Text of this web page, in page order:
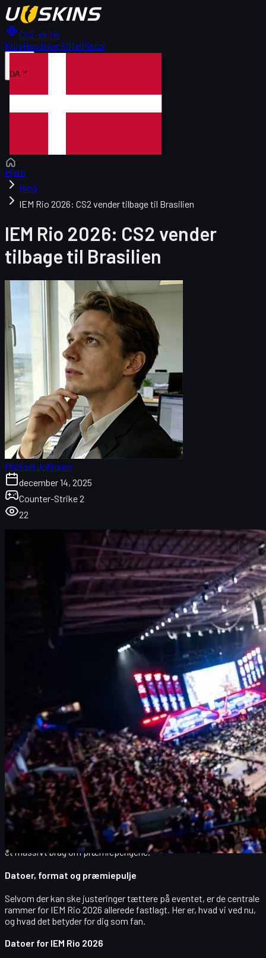
CS2-skins
KnivHandskerRiffelPistol
DA
Hjem
Blog
IEM Rio 2026: CS2 vender tilbage til Brasilien
IEM Rio 2026: CS2 vender
tilbage til Brasilien
Michael Johnson
december 14, 2025
Counter-Strike 2
22
IEM Rio 2026: Overblik over turneringen
Datoer, format og præmiepulje
Farmasi Arena og publikumsoplevelsen i Rio
IEM 2026-sæsonen: Alle bekræftede CS2-events
Tilbageblik: IEM Rio 2024 og NAVI\'s dominans
Brasilianske hold på hjemmebane i 2026
CS2 skins, trading og uuskins.com
Sådan forbereder du dig som fan til IEM Rio 2026
IEM Rio 2026: Overblik over turneringen
Counter-Strike vender tilbage til Brasilien i stor stil. Intel Extreme
Masters Rio 2026 er officielt bekræftet, og alt peger på endnu en
eksplosiv CS2-fest med den legendariske brasilianske
publikumsstemning. Efter et år uden et stort CS2-event i
Brasilien har både fans og spillere savnet Rio-scenen, og nu er
det endelig tid til at planlægge turen igen.
IEM Rio er blevet et af de mest ikoniske stop på den
internationale Counter-Strike-tour. Hvorfor? Fordi få steder i
verden kan matche den intensitet, man oplever i Brasilien: tifos,
sange, konstant larm – og et publikum, der lever hver eneste
runde, uanset hvem der spiller.
IEM Rio 2026 bliver en del af sæsonen op til IEM Cologne Major,
hvilket betyder, at turneringen forventes at få stor betydning for
formkurven hos verdens bedste CS2-hold. Der er vigtige
ranglisten-point på spil, momentum før Majoren – og naturligvis
et massivt brag om præmiepengene.
Datoer, format og præmiepulje
Selvom der kan ske justeringer tættere på eventet, er de centrale
rammer for IEM Rio 2026 allerede fastlagt. Her er, hvad vi ved nu,
og hvad det betyder for dig som fan.
Datoer for IEM Rio 2026